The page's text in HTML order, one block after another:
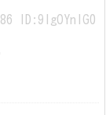
ID:9lgOYnlG0